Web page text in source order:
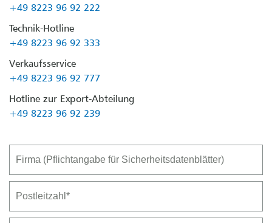
+49 8223 96 92 222
Technik-Hotline
+49 8223 96 92 333
Verkaufsservice
+49 8223 96 92 777
Hotline zur Export-Abteilung
+49 8223 96 92 239